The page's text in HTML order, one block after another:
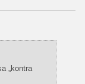
„kontra